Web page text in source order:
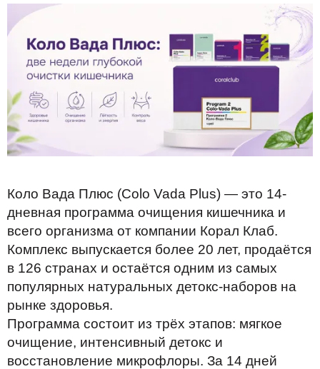
Коло Вада Плюс (Colo Vada Plus) — это 14-
дневная программа очищения кишечника и
всего организма от компании Корал Клаб.
Комплекс выпускается более 20 лет, продаётся
в 126 странах и остаётся одним из самых
популярных натуральных детокс-наборов на
рынке здоровья.
Программа состоит из трёх этапов: мягкое
очищение, интенсивный детокс и
восстановление микрофлоры. За 14 дней